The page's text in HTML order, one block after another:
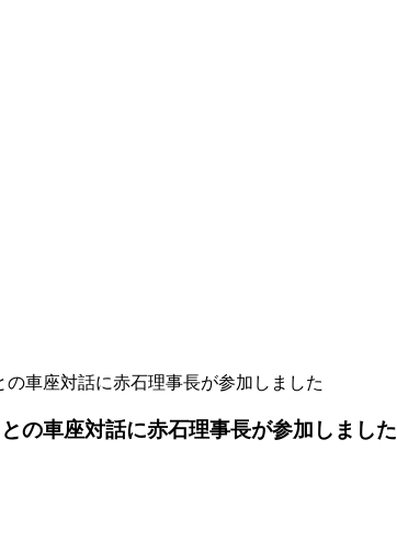
車座対話に赤石理事長が参加しました
の車座対話に赤石理事長が参加しました